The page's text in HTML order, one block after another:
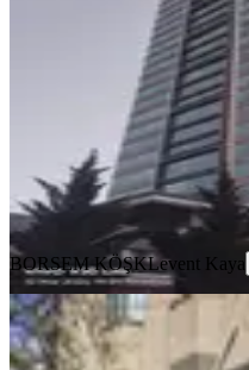
Çankaya,
5+ Oda·
420.000 ₺
BORSEM KÖŞKLevent Kaya
Ara
BORSEM KÖŞKLevent Kaya
Ank
Cepheli